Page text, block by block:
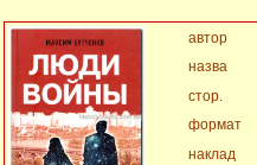
автор
назва
стор.
формат
наклад